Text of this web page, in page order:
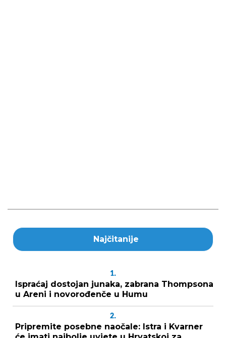
Najčitanije
1.
Ispraćaj dostojan junaka, zabrana Thompsona
u Areni i novorođenče u Humu
2.
Pripremite posebne naočale: Istra i Kvarner